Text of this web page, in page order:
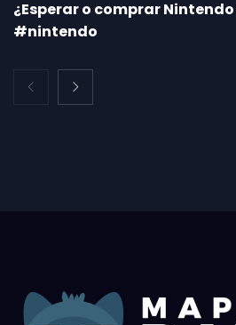
¿Esperar o comprar
#nintendo